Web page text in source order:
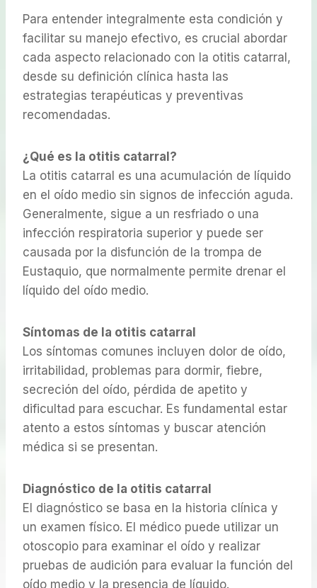
Para entender integralmente esta condición y
facilitar su manejo efectivo, es crucial abordar
cada aspecto relacionado con la otitis catarral,
desde su definición clínica hasta las
estrategias terapéuticas y preventivas
recomendadas.
¿Qué es la otitis catarral?
La otitis catarral es una acumulación de líquido
en el oído medio sin signos de infección aguda.
Generalmente, sigue a un resfriado o una
infección respiratoria superior y puede ser
causada por la disfunción de la trompa de
Eustaquio, que normalmente permite drenar el
líquido del oído medio.
Síntomas de la otitis catarral
Los síntomas comunes incluyen dolor de oído,
irritabilidad, problemas para dormir, fiebre,
secreción del oído, pérdida de apetito y
dificultad para escuchar. Es fundamental estar
atento a estos síntomas y buscar atención
médica si se presentan.
Diagnóstico de la otitis catarral
El diagnóstico se basa en la historia clínica y
un examen físico. El médico puede utilizar un
otoscopio para examinar el oído y realizar
pruebas de audición para evaluar la función del
oído medio y la presencia de líquido.